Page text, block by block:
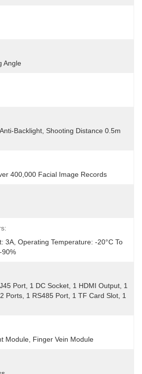
Angle
Backlight, Shooting Distance 0.5m
400,000 Facial Image Records
3A, Operating Temperature: -20°C To
90%
Port, 1 DC Socket, 1 HDMI Output, 1
Ports, 1 RS485 Port, 1 TF Card Slot, 1
Module, Finger Vein Module